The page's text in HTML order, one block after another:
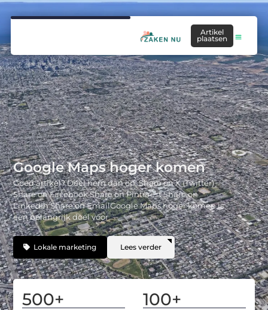
Artikel
plaatsen
Google Maps hoger komen
Goed artikel? Deel hem dan op: Share on X (Twitter)
Share on Facebook Share on Pinterest Share on
LinkedIn Share on EmailGoogle Maps hoger komen is
een belangrijk doel voor
Lokale marketing Lees verder
500+ 100+